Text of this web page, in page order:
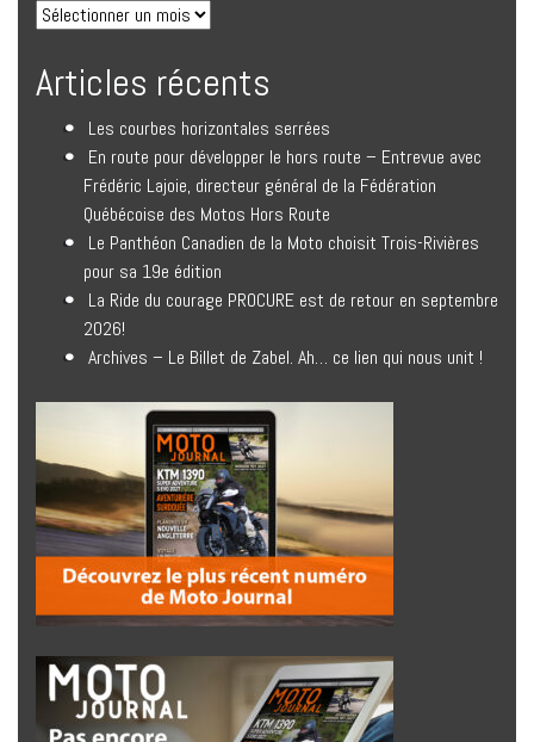
Articles récents
Les courbes horizontales serrées
En route pour développer le hors route – Entrevue avec
Frédéric Lajoie, directeur général de la Fédération
Québécoise des Motos Hors Route
Le Panthéon Canadien de la Moto choisit Trois-Rivières
pour sa 19e édition
La Ride du courage PROCURE est de retour en septembre
2026!
Archives – Le Billet de Zabel. Ah… ce lien qui nous unit !